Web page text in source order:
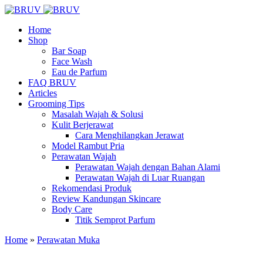
Home
Shop
Bar Soap
Face Wash
Eau de Parfum
FAQ BRUV
Articles
Grooming Tips
Masalah Wajah & Solusi
Kulit Berjerawat
Cara Menghilangkan Jerawat
Model Rambut Pria
Perawatan Wajah
Perawatan Wajah dengan Bahan Alami
Perawatan Wajah di Luar Ruangan
Rekomendasi Produk
Review Kandungan Skincare
Body Care
Titik Semprot Parfum
Home » Perawatan Muka